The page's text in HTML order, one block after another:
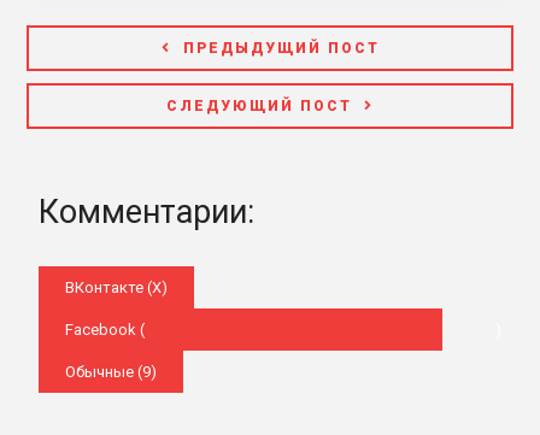
ПРЕДЫДУЩИЙ ПОСТ
СЛЕДУЮЩИЙ ПОСТ
Комментарии:
ВКонтакте (X)
Facebook (
Обычные (9)